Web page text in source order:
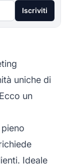
Iscriviti
uniche di
un
Ideale